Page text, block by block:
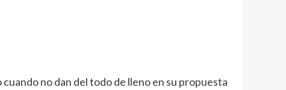
no dan del todo de lleno en su propuesta